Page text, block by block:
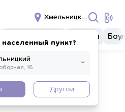
Хмельницкий
пункт?
Другой
Закуски